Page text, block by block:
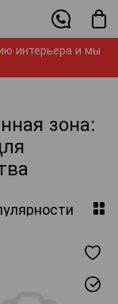
интерьера и мы
зона: